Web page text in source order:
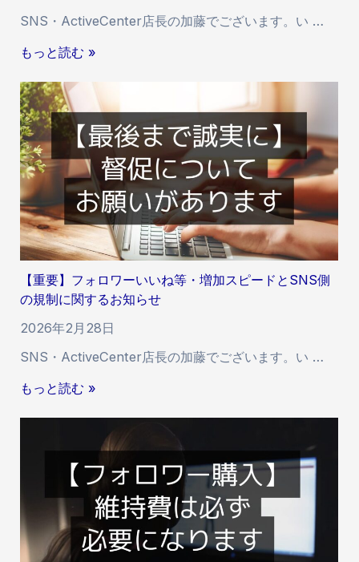
け
付
与
速
度
・
反
映
開
始
時
間
の
遅
に
関
る
SNS・ActiveCenter店長の加藤でございます。い …
【
要
】
I
n
s
t
a
g
r
a
m
「
多
籍
い
ね
る
付
与
もっと読む »
【重要】フォロワーいいね等・増加スピードとSNS側
の規制に関するお知らせ
2026年2月28日
SNS・ActiveCenter店長の加藤でございます。い …
【
ワ
ー
もっと読む »